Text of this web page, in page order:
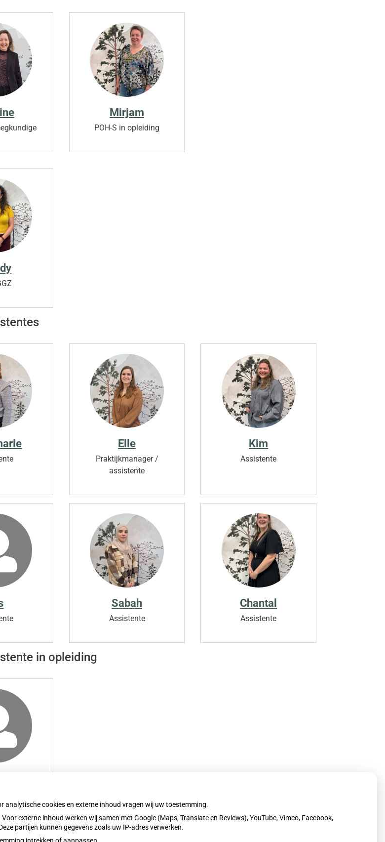
Mirjam
POH-S in opleiding
Elle
Praktijkmanager /
assistente
Kim
Assistente
Sabah
Assistente
Chantal
Assistente
in opleiding
analytische cookies en externe inhoud vragen wij uw toestemming.
externe inhoud werken wij samen met Google (Maps, Translate en Reviews), YouTube, Vimeo, Facebook,
partijen kunnen gegevens zoals uw IP-adres verwerken.